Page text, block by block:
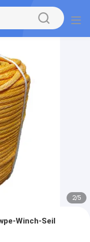
2/5
Winch-Seil